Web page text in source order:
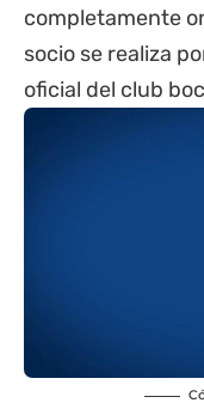
completamente
socio se realiza
oficial del club